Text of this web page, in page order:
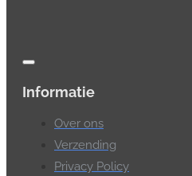
Informatie
Over ons
Verzending
Privacy Policy